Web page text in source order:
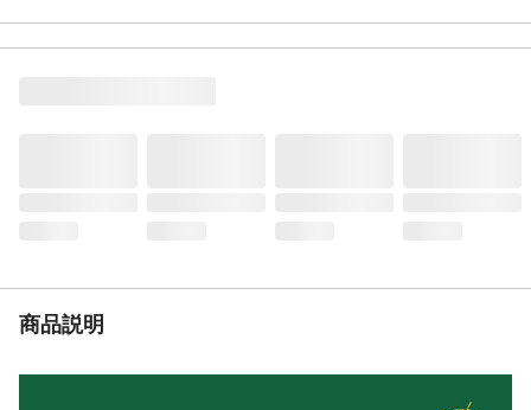
給与方法
オランダ
原材料
リン、レシチン、炭酸カルシウム、着色料
商品説明